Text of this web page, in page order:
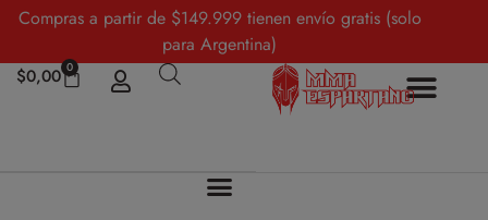
Compras a partir de $149.999 tienen envío gratis (solo
para Argentina)
$0,00 0